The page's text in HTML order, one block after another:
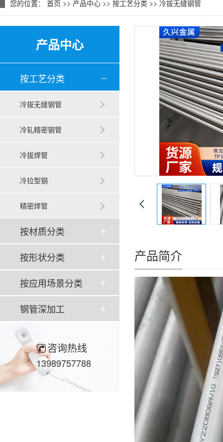
您的位置： 首页 >> 产品中心 >> 按工艺分类 >> 冷拔无缝钢管
产品中心
按工艺分类
冷拔无缝钢管
冷轧精密钢管
冷拔焊管
冷拉型钢
精密焊管
按材质分类
按形状分类
按应用场景分类
钢管深加工
咨询热线
13989757788
产品简介